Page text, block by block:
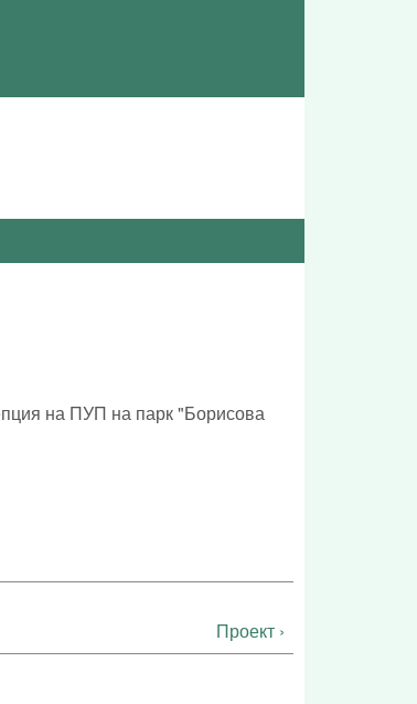
на ПУП на парк "Борисова
Проект ›